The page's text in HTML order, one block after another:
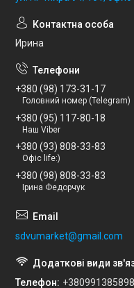
Ирина
+380 (98) 173-31-17
Головний номер (Telegram)
+380 (95) 117-80-18
Наш Viber
+380 (93) 808-33-83
Офіс life:)
+380 (98) 808-33-83
Ірина Федорчук
sdvumarket@gmail.com
Телефон